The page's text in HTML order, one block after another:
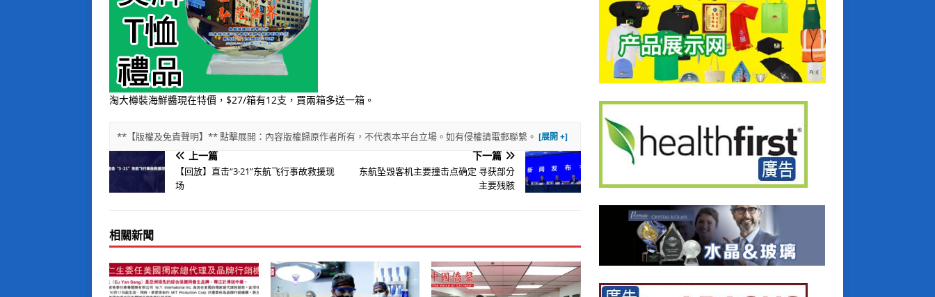
淘大樽裝海鮮醬現在特價，$27/箱有12支，買兩箱多送一箱。
**【版權及免責聲明】** 點擊展開：內容版權歸原作者所有，不代表本平台立場。如有侵權請電郵聯繫。
上一篇
【回放】直击“3·21”东航飞行事故救援现
场
下一篇
东航坠毁客机主要撞击点确定 寻获部分
主要残骸
相關新聞